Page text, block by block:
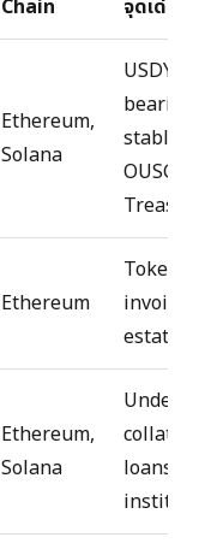
Chain จุดเด่น
Ethereum,
Solana
USDY
bearing
OUSG (US
Ethereum
Tokenize
invoices,
estate
Ethereum,
Solana
Under-
loans for